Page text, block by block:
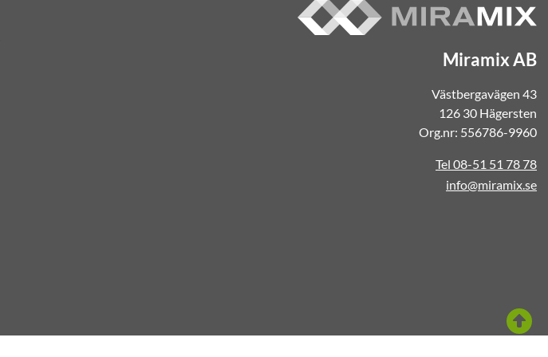
Miramix AB
Västbergavägen 43
126 30 Hägersten
Org.nr: 556786-9960
Tel 08-51 51 78 78
info@miramix.se